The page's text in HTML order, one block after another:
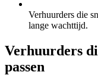
Verhuurders die
lange wachttijd.
Verhuurders
passen